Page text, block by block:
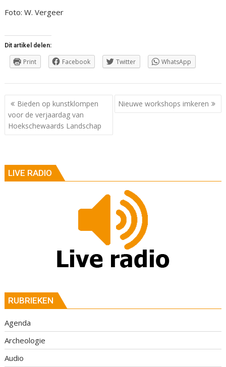
Foto: W. Vergeer
Dit artikel delen:
Print Facebook Twitter WhatsApp
Berichtnavigatie
Bieden op kunstklompen
voor de verjaardag van
Hoekschewaards Landschap
Nieuwe workshops imkeren
LIVE RADIO
RUBRIEKEN
Agenda
Archeologie
Audio